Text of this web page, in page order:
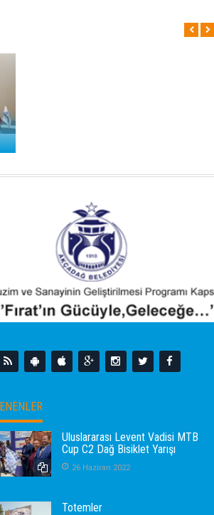
Uluslararası Levent Vadisi MTB
Cup C2 Dağ Bisiklet Yarışı
26 Haziran 2022
Totemler